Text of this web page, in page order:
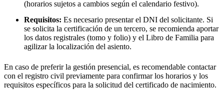
(horarios sujetos a cambios según el calendario festivo).
Requisitos: Es necesario presentar el DNI del solicitante. Si
se solicita la certificación de un tercero, se recomienda aportar
los datos registrales (tomo y folio) y el Libro de Familia para
agilizar la localización del asiento.
En caso de preferir la gestión presencial, es recomendable contactar
con el registro civil previamente para confirmar los horarios y los
requisitos específicos para la solicitud del certificado de nacimiento.